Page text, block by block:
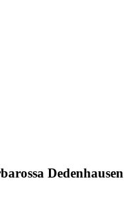
Dedenhausen